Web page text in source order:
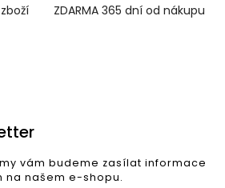
ZDARMA 365 dní od nákupu
vám budeme zasílat informace
na našem e-shopu.